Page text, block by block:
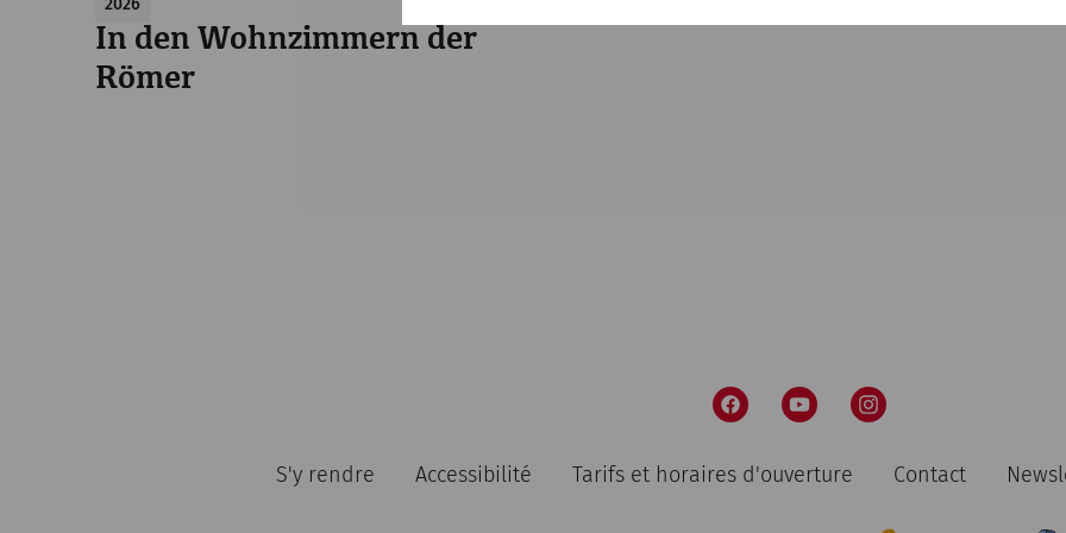
2026
In den Wohnzimmern der
Römer
S'y rendre Accessibilité Tarifs et horaires d'ouverture Contact